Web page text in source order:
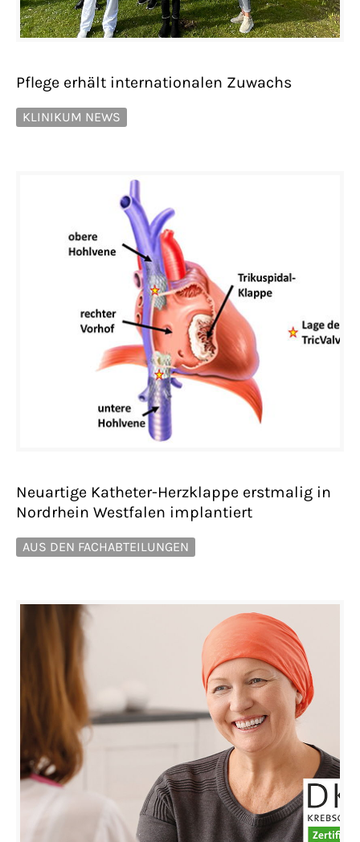
Pflege erhält internationalen Zuwachs
KLINIKUM NEWS
Neuartige Katheter-Herzklappe erstmalig in
Nordrhein Westfalen implantiert
AUS DEN FACHABTEILUNGEN